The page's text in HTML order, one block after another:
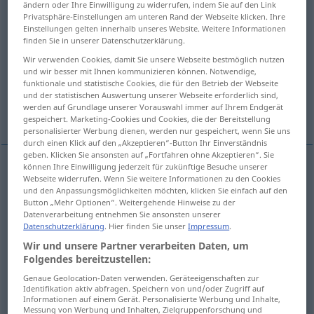
Übersicht aller Übersetzungen
(Für mehr Details die Übersetzung anklicken/antippen)
swindler, cheat, sharper, crook
scoundrel, rascal, rogue
swindler GaunerBetrüger
cheat Gauner Betrüger
sharper Gauner Betrüger
crook Gauner Betrüger
ändern oder Ihre Einwilligung zu widerrufen, indem Sie auf den Link
Privatsphäre-Einstellungen am unteren Rand der Webseite klicken. Ihre
Einstellungen gelten innerhalb unseres Website. Weitere Informationen
finden Sie in unserer Datenschutzerklärung.
Wir verwenden Cookies, damit Sie unsere Webseite bestmöglich nutzen
und wir besser mit Ihnen kommunizieren können. Notwendige,
funktionale und statistische Cookies, die für den Betrieb der Webseite
und der statistischen Auswertung unserer Webseite erforderlich sind,
werden auf Grundlage unserer Vorauswahl immer auf Ihrem Endgerät
gespeichert. Marketing-Cookies und Cookies, die der Bereitstellung
personalisierter Werbung dienen, werden nur gespeichert, wenn Sie uns
durch einen Klick auf den „Akzeptieren“-Button Ihr Einverständnis
geben. Klicken Sie ansonsten auf „Fortfahren ohne Akzeptieren“. Sie
können Ihre Einwilligung jederzeit für zukünftige Besuche unserer
Webseite widerrufen. Wenn Sie weitere Informationen zu den Cookies
und den Anpassungsmöglichkeiten möchten, klicken Sie einfach auf den
Button „Mehr Optionen“. Weitergehende Hinweise zu der
Datenverarbeitung entnehmen Sie ansonsten unserer
Datenschutzerklärung. Hier finden Sie unserImpressum.
Wir und unsere Partner verarbeiten Daten, um
Folgendes bereitzustellen:
Genaue Geolocation-Daten verwenden. Geräteeigenschaften zur
Identifikation aktiv abfragen. Speichern von und/oder Zugriff auf
Informationen auf einem Gerät. Personalisierte Werbung und Inhalte,
Messung von Werbung und Inhalten, Zielgruppenforschung und